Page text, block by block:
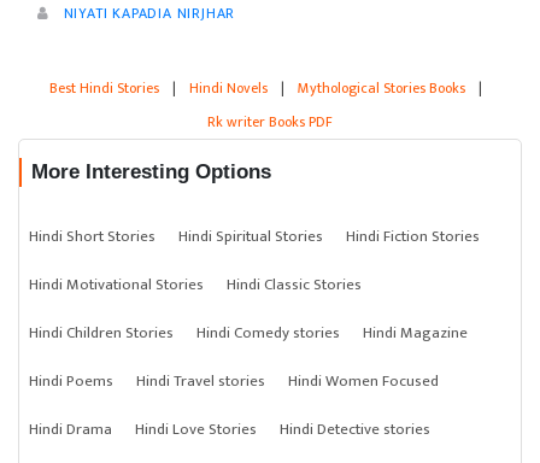
NIYATI KAPADIA NIRJHAR
Best Hindi Stories | Hindi Novels | Mythological Stories Books |
Rk writer Books PDF
More Interesting Options
Hindi Short Stories Hindi Spiritual Stories
Hindi Fiction Stories
Hindi Motivational Stories
Hindi Classic Stories
Hindi Children Stories
Hindi Comedy stories
Hindi Magazine
Hindi Poems
Hindi Travel stories
Hindi Women Focused
Hindi Drama
Hindi Love Stories
Hindi Detective stories